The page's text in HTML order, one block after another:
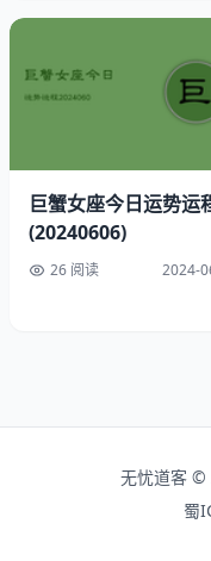
直觉力指数：★★★★★
护生命财产安全。）
决策力指数：
团队协作能力：
显示能力中上）
抗压能力指数：
出正确决策，四颗星
生活建议与指南
吉祥花语：牡丹（象
巨蟹女座今日运势运
(20240606)
26 阅读 2024-
无忧道客 ©
蜀